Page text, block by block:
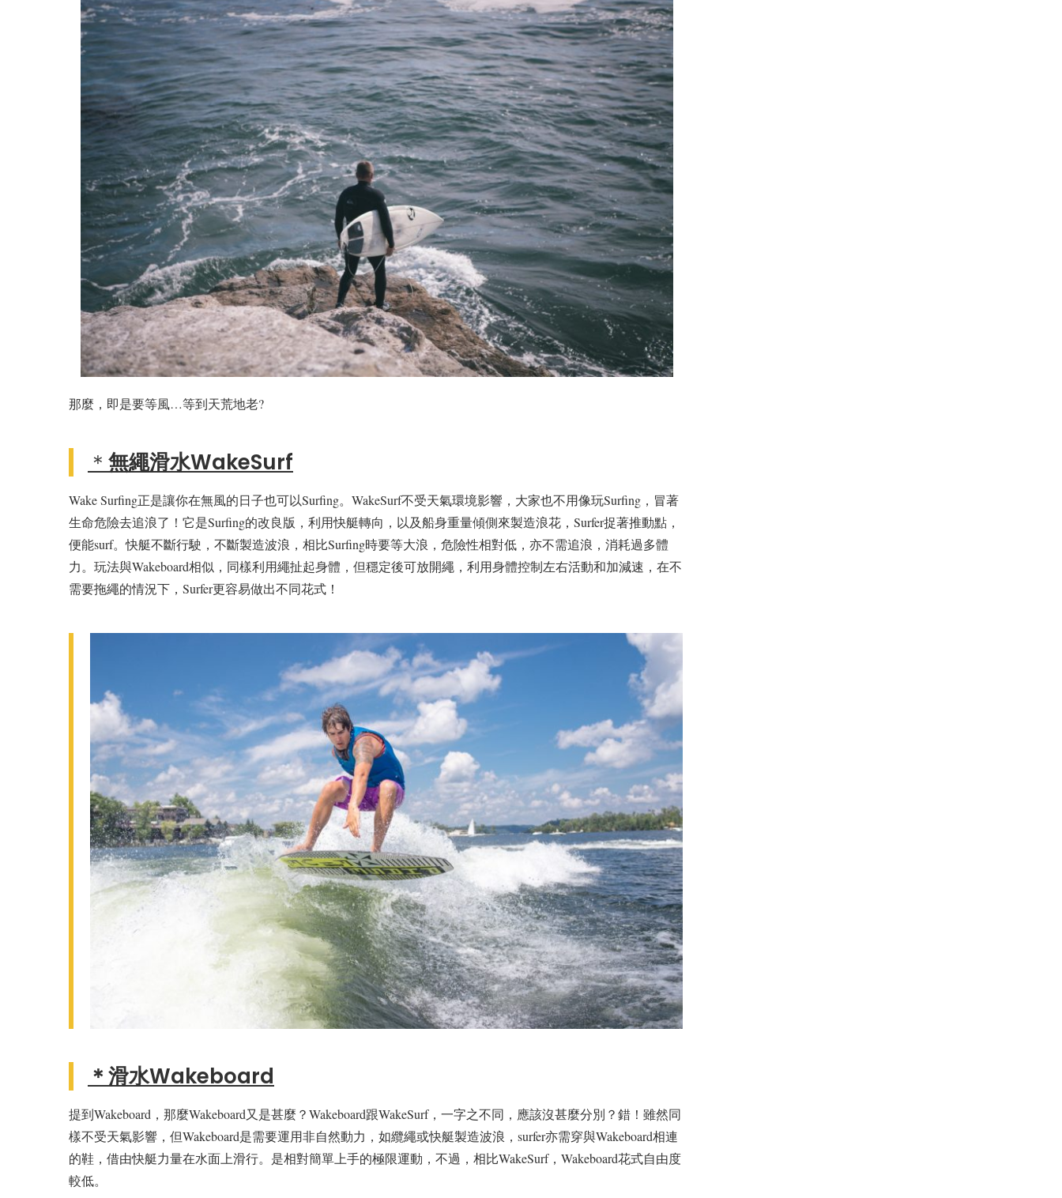
那麼，即是要等風…等到天荒地老?
＊ 無繩滑水WakeSurf
Wake Surfing正是讓你在無風的日子也可以Surfing。WakeSurf不受天氣環境影響，大家也不用像玩Surfing，冒著
生命危險去追浪了！它是Surfing的改良版，利用快艇轉向，以及船身重量傾側來製造浪花，Surfer捉著推動點，
便能surf。快艇不斷行駛，不斷製造波浪，相比Surfing時要等大浪，危險性相對低，亦不需追浪，消耗過多體
力。玩法與Wakeboard相似，同樣利用繩扯起身體，但穩定後可放開繩，利用身體控制左右活動和加減速，在不
需要拖繩的情況下，Surfer更容易做出不同花式！
＊滑水Wakeboard
提到Wakeboard，那麼Wakeboard又是甚麼？Wakeboard跟WakeSurf，一字之不同，應該沒甚麼分別？錯！雖然同
樣不受天氣影響，但Wakeboard是需要運用非自然動力，如纜繩或快艇製造波浪，surfer亦需穿與Wakeboard相連
的鞋，借由快艇力量在水面上滑行。是相對簡單上手的極限運動，不過，相比WakeSurf，Wakeboard花式自由度
較低。